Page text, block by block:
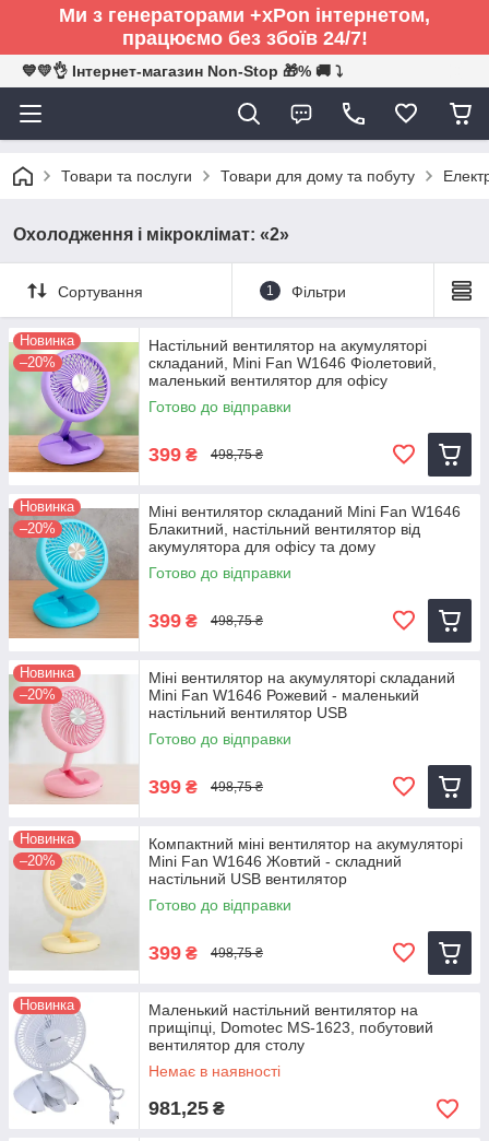
Ми з генераторами +xPon інтернетом,
працюємо без збоїв 24/7!
💙💛👌 Інтернет-магазин Non-Stop 🎁% 🚚 ⤵
Товари та послуги Товари для дому та побуту
Охолодження і мікроклімат: «2»
Сортування 1 Фільтри
Новинка
–20%
Настільний вентилятор на акумуляторі
складаний, Mini Fan W1646 Фіолетовий,
маленький вентилятор для офісу
Готово до відправки
399 ₴ 498,75 ₴
Новинка
–20%
Міні вентилятор складаний Mini Fan W1646
Блакитний, настільний вентилятор від
акумулятора для офісу та дому
Готово до відправки
399 ₴ 498,75 ₴
Новинка
–20%
Міні вентилятор на акумуляторі складаний
Mini Fan W1646 Рожевий - маленький
настільний вентилятор USB
Готово до відправки
399 ₴ 498,75 ₴
Новинка
–20%
Компактний міні вентилятор на акумуляторі
Mini Fan W1646 Жовтий - складний
настільний USB вентилятор
Готово до відправки
399 ₴ 498,75 ₴
Новинка
Маленький настільний вентилятор на
прищіпці, Domotec MS-1623, побутовий
вентилятор для столу
Немає в наявності
981,25 ₴